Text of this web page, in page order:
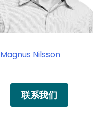
Magnus Nilsson
联系我们